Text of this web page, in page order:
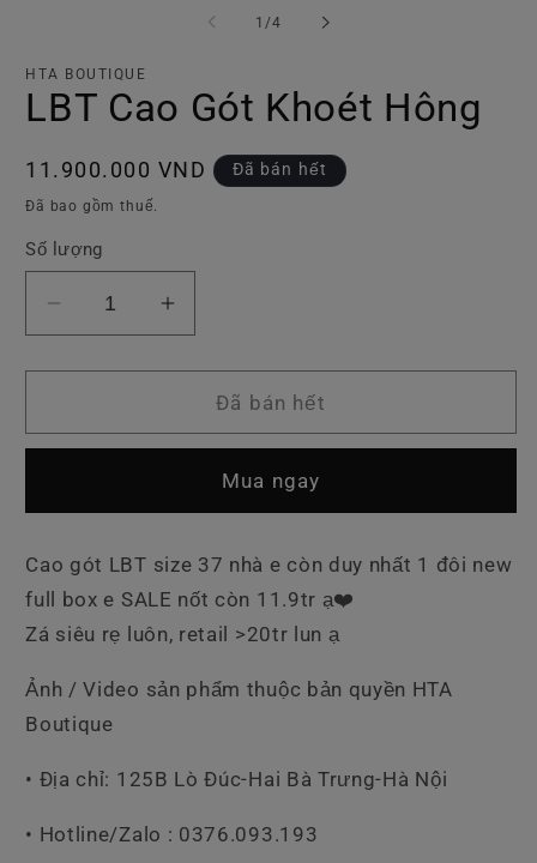
hộp
tương
1/trong
4
HTA BOUTIQUE
LBT Cao Gót Khoét Hông
Giá
thông
11.900.000 VND Đã bán hết
Đã bao gồm thuế.
Số lượng
Giảm
số
lượng
LBT
Khoét
Tăng
số
lượng
LBT
Khoét
Đã bán hết
Mua ngay
Cao gót LBT size 37 nhà e còn duy nhất 1 đôi new
full box e SALE nốt còn 11.9tr ạ❤️
Zá siêu rẹ luôn, retail >20tr lun ạ
Ảnh / Video sản phẩm thuộc bản quyền HTA
Boutique
• Địa chỉ: 125B Lò Đúc-Hai Bà Trưng-Hà Nội
• Hotline/Zalo : 0376.093.193